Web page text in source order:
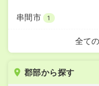
串間市 1
全て
郡部から探す